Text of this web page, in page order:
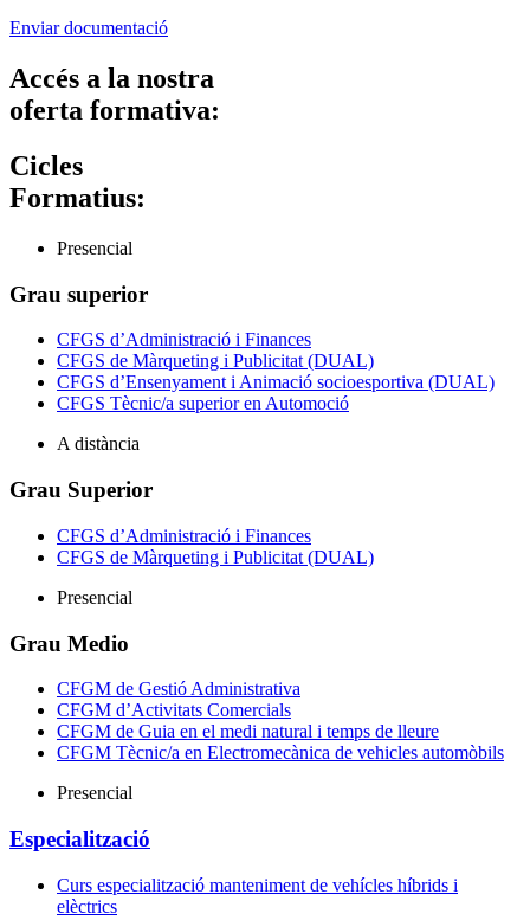
Enviar documentació
Accés a la nostra
oferta formativa:
Cicles
Formatius:
Presencial
Grau superior
CFGS d’Administració i Finances
CFGS de Màrqueting i Publicitat (DUAL)
CFGS d’Ensenyament i Animació socioesportiva (DUAL)
CFGS Tècnic/a superior en Automoció
A distància
Grau Superior
CFGS d’Administració i Finances
CFGS de Màrqueting i Publicitat (DUAL)
Presencial
Grau Medio
CFGM de Gestió Administrativa
CFGM d’Activitats Comercials
CFGM de Guia en el medi natural i temps de lleure
CFGM Tècnic/a en Electromecànica de vehicles automòbils
Presencial
Especialització
Curs especialització manteniment de vehícles híbrids i
elèctrics